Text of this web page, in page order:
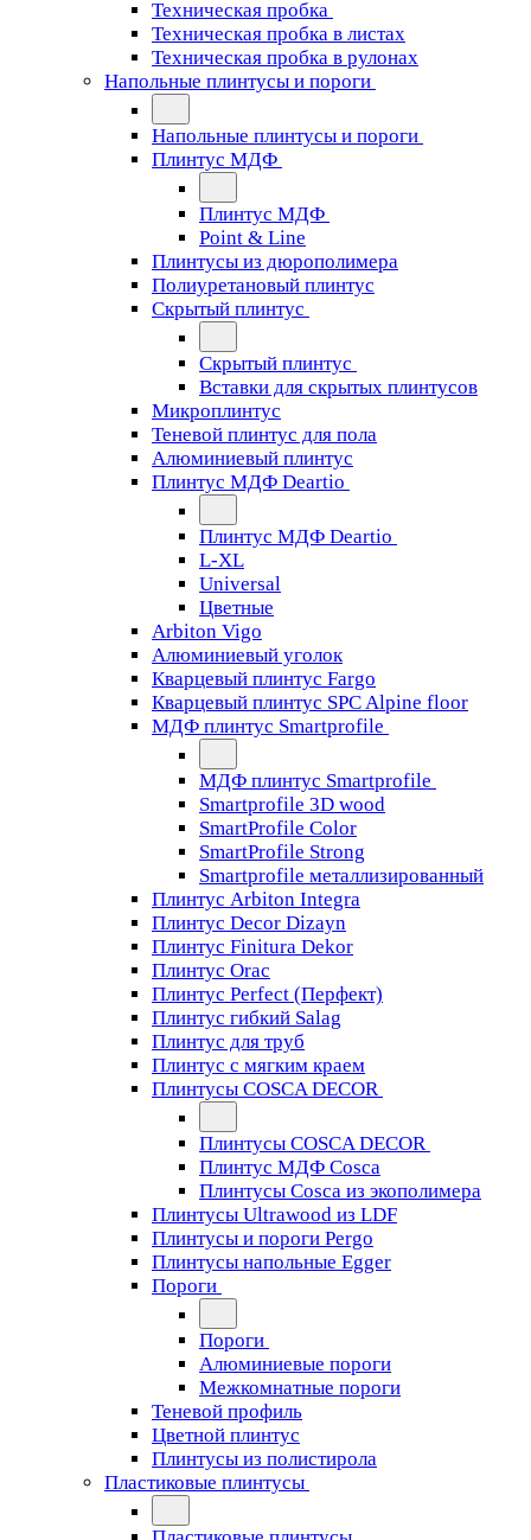
Техническая пробка
Техническая пробка в листах
Техническая пробка в рулонах
Напольные плинтусы и пороги
Напольные плинтусы и пороги
Плинтус МДФ
Плинтус МДФ
Point & Line
Плинтусы из дюрополимера
Полиуретановый плинтус
Скрытый плинтус
Скрытый плинтус
Вставки для скрытых плинтусов
Микроплинтус
Теневой плинтус для пола
Алюминиевый плинтус
Плинтус МДФ Deartio
Плинтус МДФ Deartio
L-XL
Universal
Цветные
Arbiton Vigo
Алюминиевый уголок
Кварцевый плинтус Fargo
Кварцевый плинтус SPC Alpine floor
МДФ плинтус Smartprofile
МДФ плинтус Smartprofile
Smartprofile 3D wood
SmartProfile Color
SmartProfile Strong
Smartprofile металлизированный
Плинтус Arbiton Integra
Плинтус Decor Dizayn
Плинтус Finitura Dekor
Плинтус Orac
Плинтус Perfect (Перфект)
Плинтус гибкий Salag
Плинтус для труб
Плинтус с мягким краем
Плинтусы COSCA DECOR
Плинтусы COSCA DECOR
Плинтус МДФ Cosca
Плинтусы Cosca из экополимера
Плинтусы Ultrawood из LDF
Плинтусы и пороги Pergo
Плинтусы напольные Egger
Пороги
Пороги
Алюминиевые пороги
Межкомнатные пороги
Теневой профиль
Цветной плинтус
Плинтусы из полистирола
Пластиковые плинтусы